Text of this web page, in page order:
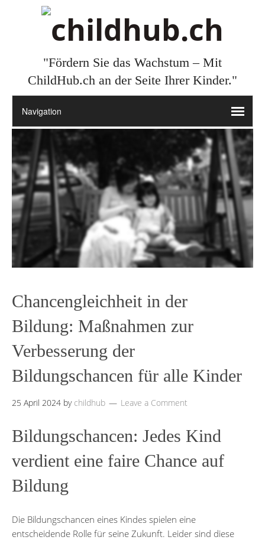
"Fördern Sie das Wachstum – Mit
ChildHub.ch an der Seite Ihrer Kinder."
Chancengleichheit in der
Bildung: Maßnahmen zur
Verbesserung der
Bildungschancen für alle Kinder
25 April 2024 by childhub Leave a Comment
Bildungschancen: Jedes Kind
verdient eine faire Chance auf
Bildung
Die Bildungschancen eines Kindes spielen eine
entscheidende Rolle für seine Zukunft. Leider sind diese